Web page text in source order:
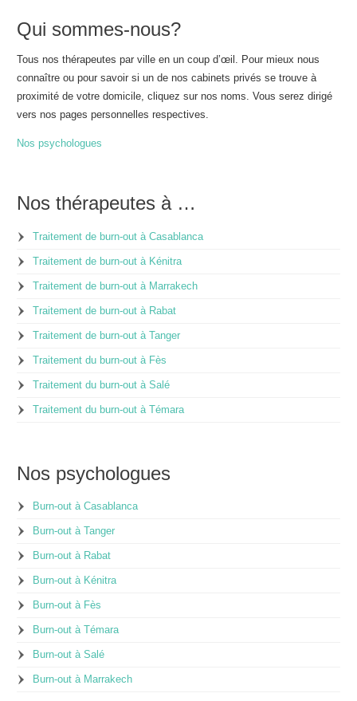
Qui sommes-nous?
Tous nos thérapeutes par ville en un coup d’œil. Pour mieux nous
connaître ou pour savoir si un de nos cabinets privés se trouve à
proximité de votre domicile, cliquez sur nos noms. Vous serez dirigé
vers nos pages personnelles respectives.
Nos psychologues
Nos thérapeutes à …
Traitement de burn-out à Casablanca
Traitement de burn-out à Kénitra
Traitement de burn-out à Marrakech
Traitement de burn-out à Rabat
Traitement de burn-out à Tanger
Traitement du burn-out à Fès
Traitement du burn-out à Salé
Traitement du burn-out à Témara
Nos psychologues
Burn-out à Casablanca
Burn-out à Tanger
Burn-out à Rabat
Burn-out à Kénitra
Burn-out à Fès
Burn-out à Témara
Burn-out à Salé
Burn-out à Marrakech